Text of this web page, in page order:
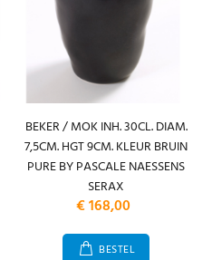
BEKER / MOK INH. 30CL. DIAM.
7,5CM. HGT 9CM. KLEUR BRUIN
PURE BY PASCALE NAESSENS
SERAX
€ 168,00
BESTEL